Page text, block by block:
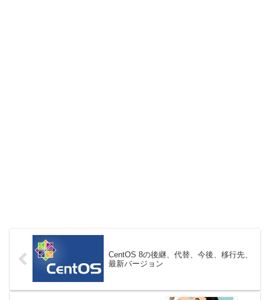
CentOS 8の後継、代替、今後、移行先、
最新バージョン